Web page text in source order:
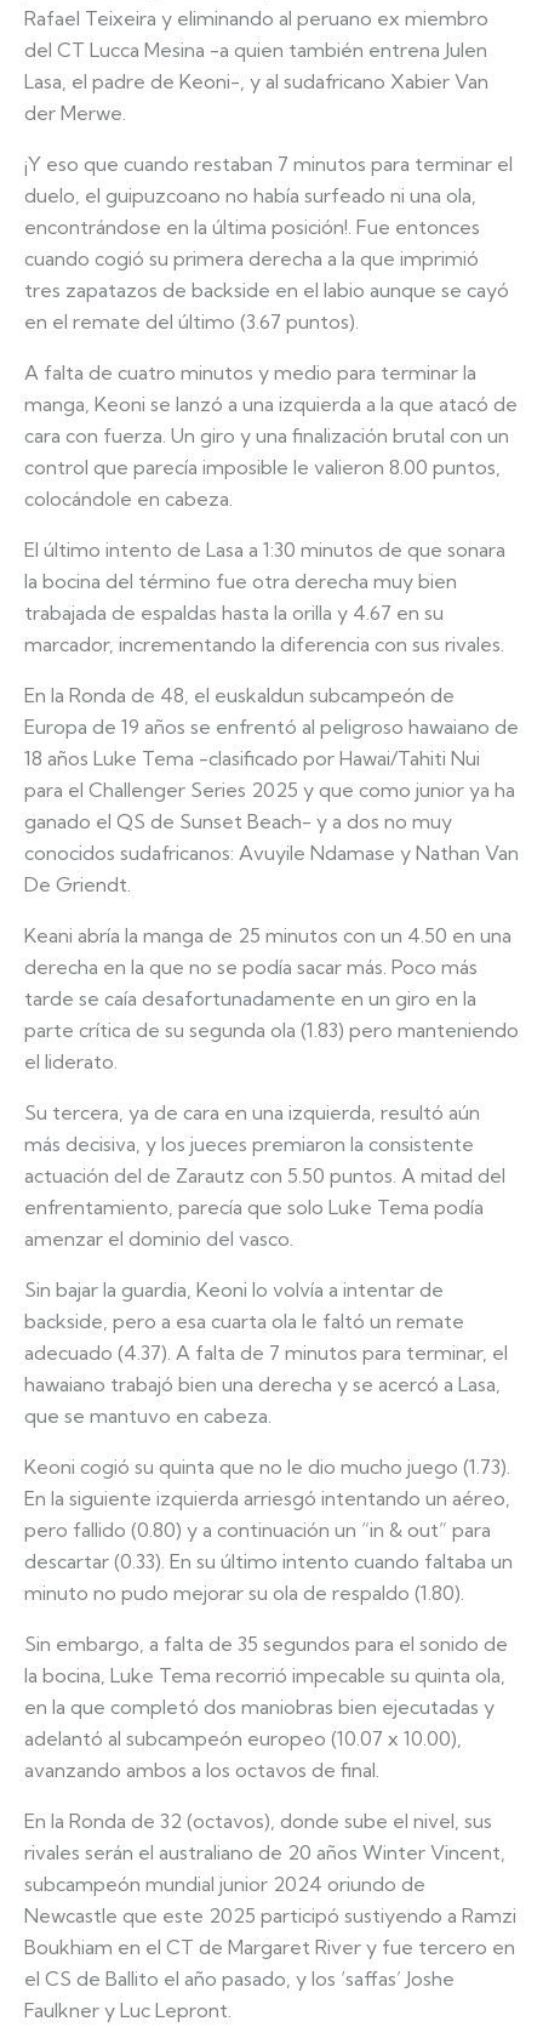
Rafael Teixeira y eliminando al peruano ex miembro
del CT Lucca Mesina -a quien también entrena Julen
Lasa, el padre de Keoni-, y al sudafricano Xabier Van
der Merwe.
¡Y eso que cuando restaban 7 minutos para terminar el
duelo, el guipuzcoano no había surfeado ni una ola,
encontrándose en la última posición!. Fue entonces
cuando cogió su primera derecha a la que imprimió
tres zapatazos de backside en el labio aunque se cayó
en el remate del último (3.67 puntos).
A falta de cuatro minutos y medio para terminar la
manga, Keoni se lanzó a una izquierda a la que atacó de
cara con fuerza. Un giro y una finalización brutal con un
control que parecía imposible le valieron 8.00 puntos,
colocándole en cabeza.
El último intento de Lasa a 1:30 minutos de que sonara
la bocina del término fue otra derecha muy bien
trabajada de espaldas hasta la orilla y 4.67 en su
marcador, incrementando la diferencia con sus rivales.
En la Ronda de 48, el euskaldun subcampeón de
Europa de 19 años se enfrentó al peligroso hawaiano de
18 años Luke Tema -clasificado por Hawai/Tahiti Nui
para el Challenger Series 2025 y que como junior ya ha
ganado el QS de Sunset Beach- y a dos no muy
conocidos sudafricanos: Avuyile Ndamase y Nathan Van
De Griendt.
Keani abría la manga de 25 minutos con un 4.50 en una
derecha en la que no se podía sacar más. Poco más
tarde se caía desafortunadamente en un giro en la
parte crítica de su segunda ola (1.83) pero manteniendo
el liderato.
Su tercera, ya de cara en una izquierda, resultó aún
más decisiva, y los jueces premiaron la consistente
actuación del de Zarautz con 5.50 puntos. A mitad del
enfrentamiento, parecía que solo Luke Tema podía
amenzar el dominio del vasco.
Sin bajar la guardia, Keoni lo volvía a intentar de
backside, pero a esa cuarta ola le faltó un remate
adecuado (4.37). A falta de 7 minutos para terminar, el
hawaiano trabajó bien una derecha y se acercó a Lasa,
que se mantuvo en cabeza.
Keoni cogió su quinta que no le dio mucho juego (1.73).
En la siguiente izquierda arriesgó intentando un aéreo,
pero fallido (0.80) y a continuación un “in & out” para
descartar (0.33). En su último intento cuando faltaba un
minuto no pudo mejorar su ola de respaldo (1.80).
Sin embargo, a falta de 35 segundos para el sonido de
la bocina, Luke Tema recorrió impecable su quinta ola,
en la que completó dos maniobras bien ejecutadas y
adelantó al subcampeón europeo (10.07 x 10.00),
avanzando ambos a los octavos de final.
En la Ronda de 32 (octavos), donde sube el nivel, sus
rivales serán el australiano de 20 años Winter Vincent,
subcampeón mundial junior 2024 oriundo de
Newcastle que este 2025 participó sustiyendo a Ramzi
Boukhiam en el CT de Margaret River y fue tercero en
el CS de Ballito el año pasado, y los ‘saffas’ Joshe
Faulkner y Luc Lepront.